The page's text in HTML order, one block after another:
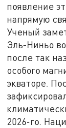
появление
напрямую
Ученый
Эль-Ниньо
после так
особого
экваторе.
2026-го.